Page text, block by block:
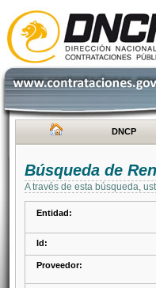
DNCP
Búsqueda de
A través de esta búsqueda,
Entidad:
Id:
Proveedor: